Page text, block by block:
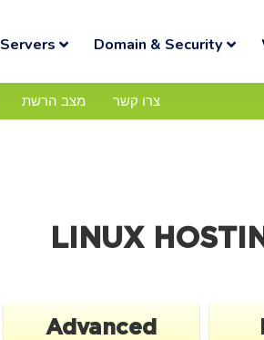
Servers Domain & Security
מצב הרשת צרו קשר
LINUX
Advanced